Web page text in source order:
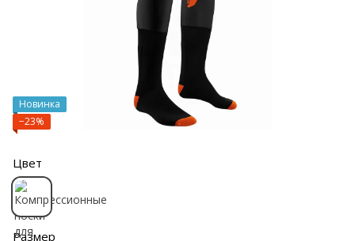
Новинка
−23%
Цвет
Размер